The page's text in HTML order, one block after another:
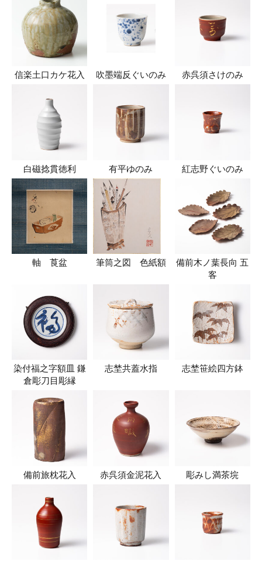
信楽土口カケ花入 吹墨端反ぐいのみ 赤呉須さけのみ
白磁捻貫徳利 有平ゆのみ 紅志野ぐいのみ
軸 莨盆 筆筒之図 色紙額
備前木ノ葉長向 五
客
染付福之字額皿 鎌
倉彫刀目彫縁
志埜共蓋水指 志埜笹絵四方鉢
備前旅枕花入 赤呉須金泥花入 彫みし満茶垸